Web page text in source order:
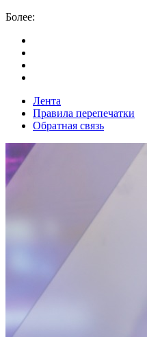
Более:
Лента
Правила перепечатки
Обратная связь